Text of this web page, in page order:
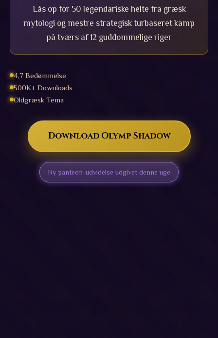
Lås op for 50 legendariske helte fra græsk
mytologi og mestre strategisk turbaseret kamp
på tværs af 12 guddommelige riger
4,7 Bedømmelse
500K+ Downloads
Oldgræsk Tema
Download Olymp Shadow
Ny panteon-udvidelse udgivet denne uge